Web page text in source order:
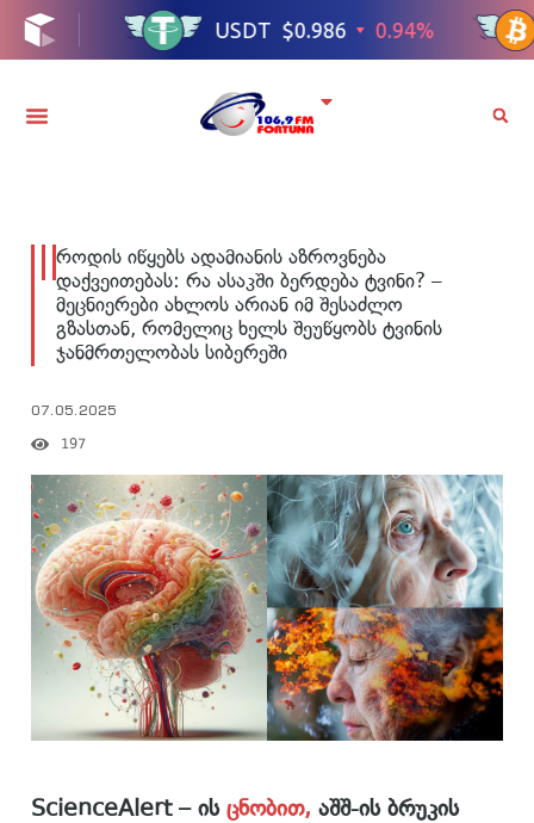
როდის იწყებს ადამიანის აზროვნება
დაქვეითებას: რა ასაკში ბერდება ტვინი? –
მეცნიერები ახლოს არიან იმ შესაძლო
გზასთან, რომელიც ხელს შეუწყობს ტვინის
ჯანმრთელობას სიბერეში
07.05.2025
197
ScienceAlert – ის ცნობით, აშშ-ის ბრუკის